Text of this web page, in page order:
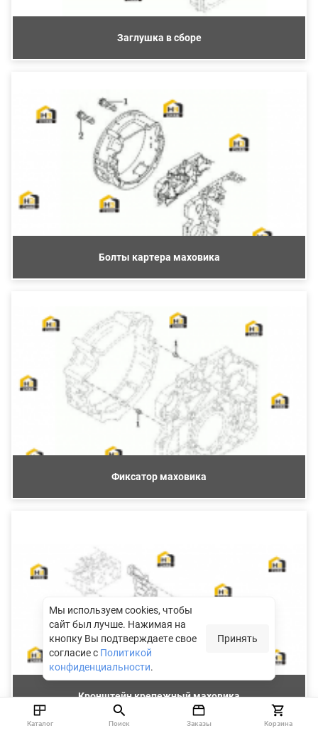
Заглушка в сборе
Болты картера маховика
Фиксатор маховика
Кронштейн крепежный маховика
Мы используем cookies, чтобы
сайт был лучше. Нажимая на
кнопку Вы подтверждаете свое
согласие с Политикой
конфиденциальности.
Принять
Каталог Поиск Заказы Корзина